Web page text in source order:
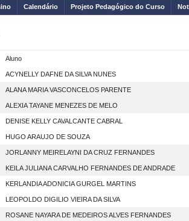
Calendário Projeto Pedagógico do Curso
Aluno
ACYNELLY DAFNE DA SILVA NUNES
ALANA MARIA VASCONCELOS PARENTE
ALEXIA TAYANE MENEZES DE MELO
DENISE KELLY CAVALCANTE CABRAL
HUGO ARAUJO DE SOUZA
JORLANNY MEIRELAYNI DA CRUZ FERNANDES
KEILA JULIANA CARVALHO FERNANDES DE ANDRADE
KERLANDIA ADONICIA GURGEL MARTINS
LEOPOLDO DIGILIO VIEIRA DA SILVA
ROSANE NAYARA DE MEDEIROS ALVES FERNANDES